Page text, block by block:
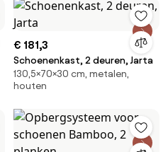
€ 181,3
Schoenenkast, 2 deuren, Jarta
130,5×70×30 cm, metalen,
houten